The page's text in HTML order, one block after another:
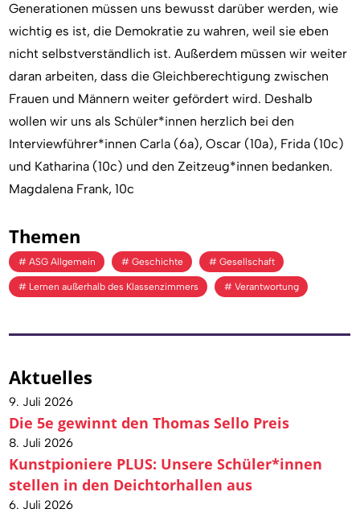
Generationen müssen uns bewusst darüber werden, wie
wichtig es ist, die Demokratie zu wahren, weil sie eben
nicht selbstverständlich ist. Außerdem müssen wir weiter
daran arbeiten, dass die Gleichberechtigung zwischen
Frauen und Männern weiter gefördert wird. Deshalb
wollen wir uns als Schüler*innen herzlich bei den
Interviewführer*innen Carla (6a), Oscar (10a), Frida (10c)
und Katharina (10c) und den Zeitzeug*innen bedanken.
Magdalena Frank, 10c
Themen
ASG Allgemein Geschichte Gesellschaft
Lernen außerhalb des Klassenzimmers Verantwortung
Aktuelles
9. Juli 2026
Die 5e gewinnt den Thomas Sello Preis
8. Juli 2026
Kunstpioniere PLUS: Unsere Schüler*innen
stellen in den Deichtorhallen aus
6. Juli 2026